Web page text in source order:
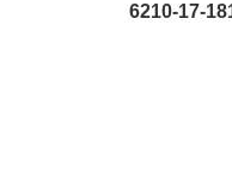
6210-17-